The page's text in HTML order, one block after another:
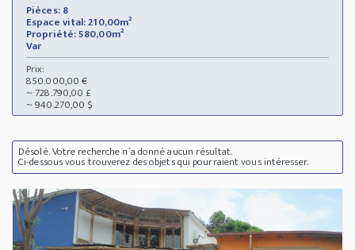
Pièces: 8
Espace vital: 210,00m²
Propriété: 580,00m²
Var
Prix:
850.000,00 €
~ 728.790,00 £
~ 940.270,00 $
Désolé. Votre recherche n´a donné aucun résultat.
Ci-dessous vous trouverez des objets qui pourraient vous intéresser.